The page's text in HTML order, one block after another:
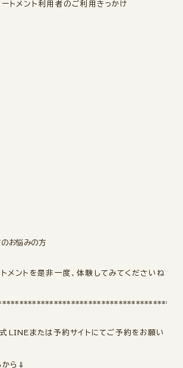
ートメント利用者のご利用きっかけ
お悩みの方
メントを是非一度、体験してみてくださいね
LINEまたは予約サイトにてご予約をお願い
ら⇓